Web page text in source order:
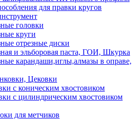
для правки кругов
головки
круги
отрезные диски
и эльборовая паста, ГОИ, Шкурка
карандаши,иглы,алмазы в оправе,
Цековки
с коническим хвостовиком
с цилиндрическим хвостовиком
для метчиков